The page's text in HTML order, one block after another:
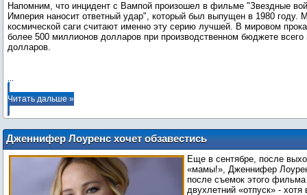
Напомним, что инцидент с Вампой произошел в фильме "Звездные
Империя наносит ответный удар", который был выпущен в 1980 году.
космической саги считают именно эту серию лучшей. В мировом
более 500 миллионов долларов при производственном бюджете
долларов.
Читать дальше »
Дженнифер Лоуренс хочет обзавестись
фермой и доить коз
Еще в сентябре, после
«мамы!», Дженнифер
после съемок этого
двухлетний «отпуск» - хотя